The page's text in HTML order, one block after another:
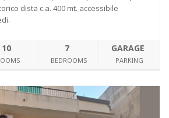
dista c.a. 400 mt. accessibile
10 7
BEDROOMS
GARAGE
PARKING